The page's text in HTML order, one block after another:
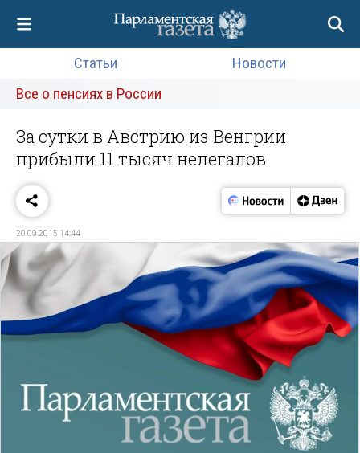
Статьи
Новости
Все о пенсиях в России
За сутки в Австрию из Венгрии
прибыли 11 тысяч нелегалов
20.09.2015 14:44